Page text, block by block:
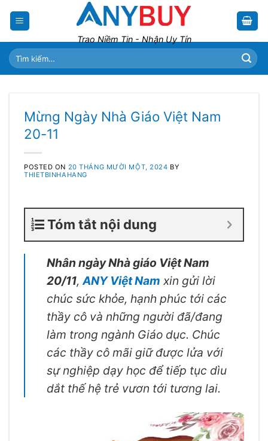
Trao Niềm Tin - Nhận Uy Tín
Tìm
kiếm:
Mừng Ngày Nhà Giáo Việt Nam
20-11
POSTED ON 20 THÁNG MƯỜI MỘT, 2024 BY
THIETBINHAHANG
Tóm tắt nội dung
Nhân ngày Nhà giáo Việt Nam
20/11,ANY Việt Nam xin gửi lời
chúc sức khỏe, hạnh phúc tới các
thầy cô và những người đã/đang
làm trong ngành Giáo dục. Chúc
các thầy cô mãi giữ được lửa với
sự nghiệp dạy học để tiếp tục dìu
dắt thế hệ trẻ vươn tới tương lai.